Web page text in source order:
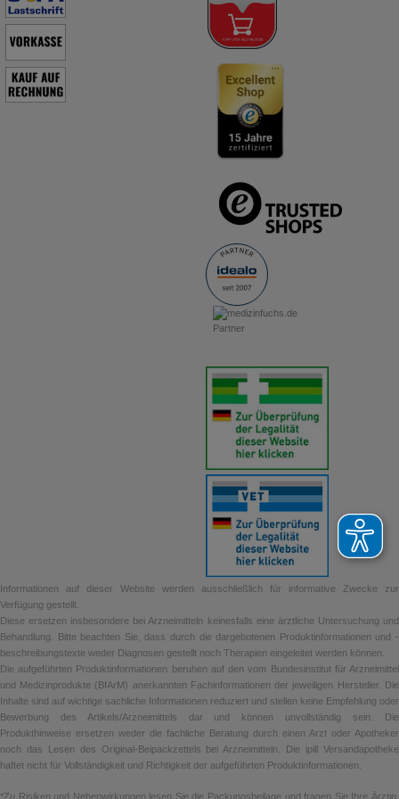
Informationen auf dieser Website werden ausschließlich für informative Zwecke zur
Verfügung gestellt.
Diese ersetzen insbesondere bei Arzneimitteln keinesfalls eine ärztliche Untersuchung und
Behandlung. Bitte beachten Sie, dass durch die dargebotenen Produktinformationen und -
beschreibungstexte weder Diagnosen gestellt noch Therapien eingeleitet werden können.
Die aufgeführten Produktinformationen beruhen auf den vom Bundesinstitut für Arzneimittel
und Medizinprodukte (BfArM) anerkannten Fachinformationen der jeweiligen Hersteller. Die
Inhalte sind auf wichtige sachliche Informationen reduziert und stellen keine Empfehlung oder
Bewerbung des Artikels/Arzneimittels dar und können unvollständig sein. Die
Produkthinweise ersetzen weder die fachliche Beratung durch einen Arzt oder Apotheker
noch das Lesen des Original-Beipackzettels bei Arzneimitteln. Die ipill Versandapotheke
haftet nicht für Vollständigkeit und Richtigkeit der aufgeführten Produktinformationen.
*Zu Risiken und Nebenwirkungen lesen Sie die Packungsbeilage und fragen Sie Ihre Ärztin,